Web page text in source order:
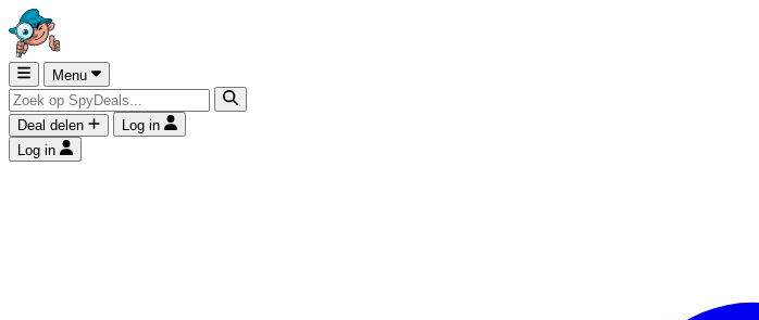
Menu
Deal delen
Log in
Log in